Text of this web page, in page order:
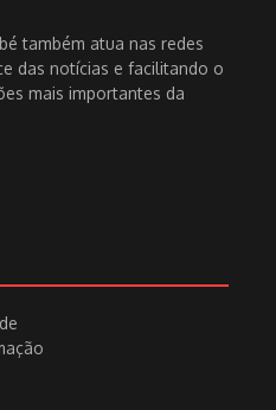
também atua nas redes
das notícias e facilitando o
mais importantes da